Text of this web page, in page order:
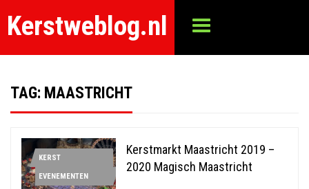
Kerstweblog.nl
TAG: MAASTRICHT
KERST
EVENEMENTEN
Kerstmarkt Maastricht 2019 –
2020 Magisch Maastricht